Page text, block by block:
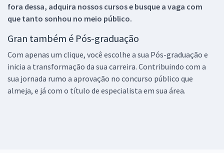
fora dessa, adquira nossos cursos e busque a vaga com
que tanto sonhou no meio público.
Gran também é Pós-graduação
Com apenas um clique, você escolhe a sua Pós-graduação e
inicia a transformação da sua carreira. Contribuindo com a
sua jornada rumo a aprovação no concurso público que
almeja, e já com o título de especialista em sua área.